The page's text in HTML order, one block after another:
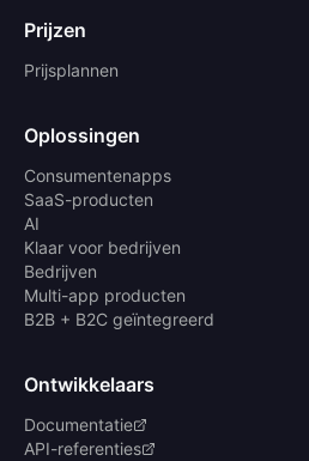
Prijzen
Prijsplannen
Oplossingen
Consumentenapps
SaaS-producten
AI
Klaar voor bedrijven
Bedrijven
Multi-app producten
B2B + B2C geïntegreerd
Ontwikkelaars
Documentatie
API-referenties